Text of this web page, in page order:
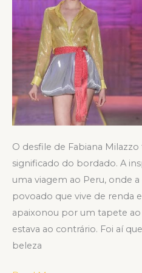
O desfile de Fabiana
significado do bordado. A
uma viagem ao Peru, onde
povoado que vive de renda
apaixonou por um tapete
estava ao contrário. Foi aí
beleza